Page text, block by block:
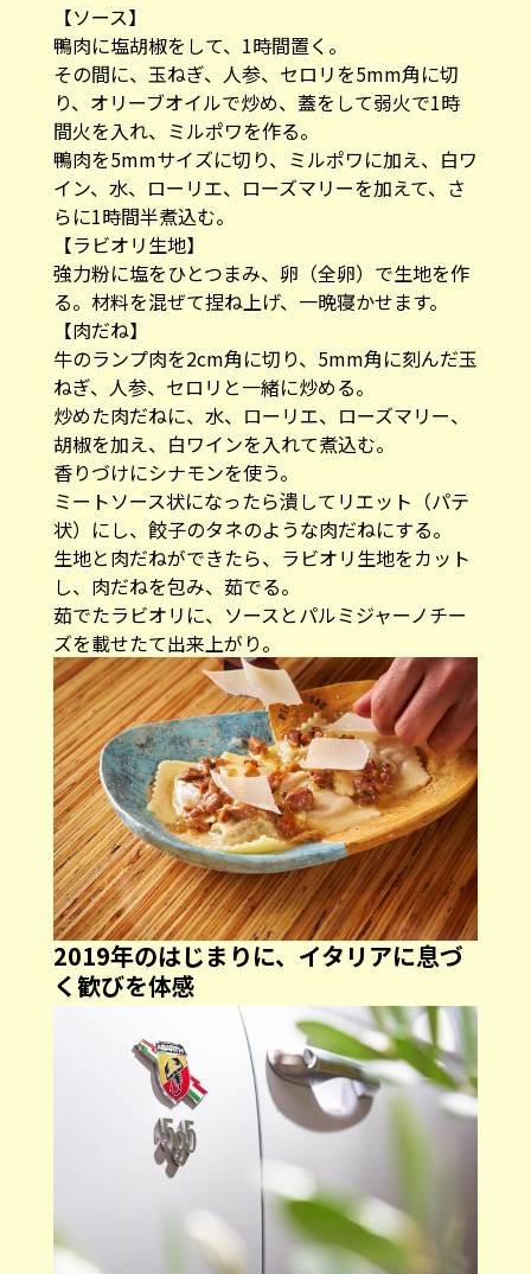
【ソース】
鴨肉に塩胡椒をして、1時間置く。
その間に、玉ねぎ、人参、セロリを5mm角に切
り、オリーブオイルで炒め、蓋をして弱火で1時
間火を入れ、ミルポワを作る。
鴨肉を5mmサイズに切り、ミルポワに加え、白ワ
イン、水、ローリエ、ローズマリーを加えて、さ
らに1時間半煮込む。
【ラビオリ生地】
強力粉に塩をひとつまみ、卵（全卵）で生地を作
る。材料を混ぜて捏ね上げ、一晩寝かせます。
【肉だね】
牛のランプ肉を2cm角に切り、5mm角に刻んだ玉
ねぎ、人参、セロリと一緒に炒める。
炒めた肉だねに、水、ローリエ、ローズマリー、
胡椒を加え、白ワインを入れて煮込む。
香りづけにシナモンを使う。
ミートソース状になったら潰してリエット（パテ
状）にし、餃子のタネのような肉だねにする。
生地と肉だねができたら、ラビオリ生地をカット
し、肉だねを包み、茹でる。
茹でたラビオリに、ソースとパルミジャーノチー
ズを載せたて出来上がり。
2019年のはじまりに、イタリアに息づ
く歓びを体感